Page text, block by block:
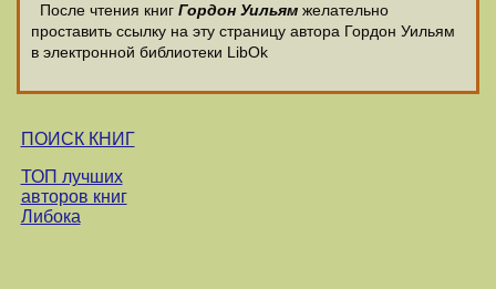
После чтения книг Гордон Уильям желательно
проставить ссылку на эту страницу автора Гордон Уильям
в электронной библиотеки LibOk
ПОИСК КНИГ
ТОП лучших
авторов книг
Либока